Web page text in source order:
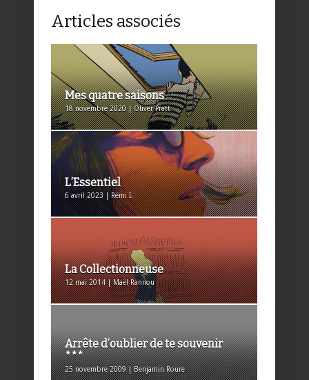
Articles associés
Mes quatre saisons
18 novembre 2020 | Oliver Pratt
L’Essentiel
6 avril 2023 | Rémi I.
La Collectionneuse
12 mai 2014 | Maël Rannou
Arrête d’oublier de te souvenir
***
25 novembre 2009 | Benjamin Roure